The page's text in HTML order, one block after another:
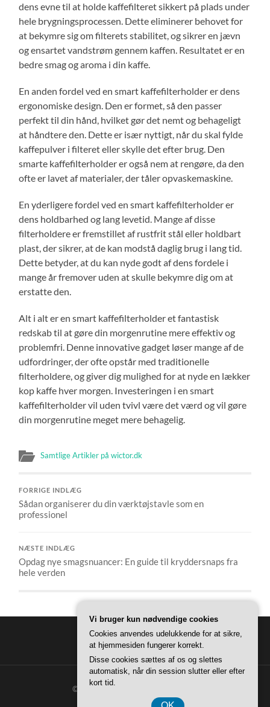
dens evne til at holde kaffefilteret sikkert på plads under
hele brygningsprocessen. Dette eliminerer behovet for
at bekymre sig om filterets stabilitet, og sikrer en jævn
og ensartet vandstrøm gennem kaffen. Resultatet er en
bedre smag og aroma i din kaffe.
En anden fordel ved en smart kaffefilterholder er dens
ergonomiske design. Den er formet, så den passer
perfekt til din hånd, hvilket gør det nemt og behageligt
at håndtere den. Dette er især nyttigt, når du skal fylde
kaffepulver i filteret eller skylle det efter brug. Den
smarte kaffefilterholder er også nem at rengøre, da den
ofte er lavet af materialer, der tåler opvaskemaskine.
En yderligere fordel ved en smart kaffefilterholder er
dens holdbarhed og lang levetid. Mange af disse
filterholdere er fremstillet af rustfrit stål eller holdbart
plast, der sikrer, at de kan modstå daglig brug i lang tid.
Dette betyder, at du kan nyde godt af dens fordele i
mange år fremover uden at skulle bekymre dig om at
erstatte den.
Alt i alt er en smart kaffefilterholder et fantastisk
redskab til at gøre din morgenrutine mere effektiv og
problemfri. Denne innovative gadget løser mange af de
udfordringer, der ofte opstår med traditionelle
filterholdere, og giver dig mulighed for at nyde en lækker
kop kaffe hver morgen. Investeringen i en smart
kaffefilterholder vil uden tvivl være det værd og vil gøre
din morgenrutine meget mere behagelig.
Samtlige Artikler på wictor.dk
FORRIGE INDLÆG
Sådan organiserer du din værktøjstavle som en
professionel
NÆSTE INDLÆG
Opdag nye smagsnuancer: En guide til kryddersnaps fra
hele verden
© 2026
Vi bruger kun nødvendige cookies
Cookies anvendes udelukkende for at sikre,
at hjemmesiden fungerer korrekt.
Disse cookies sættes af os og slettes
automatisk, når din session slutter eller efter
kort tid.